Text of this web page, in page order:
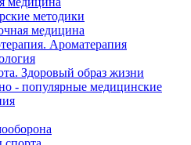
методики
медицина
Ароматерапия
Здоровый образ жизни
- популярные медицинские